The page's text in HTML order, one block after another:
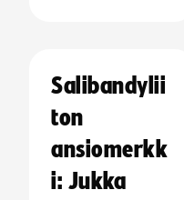
Salibandylii
ton
ansiomerkk
i: Jukka